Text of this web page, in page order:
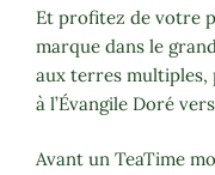
Et profitez de votre
marque dans le
aux terres multiples,
à l’Évangile Doré
Avant un TeaTime